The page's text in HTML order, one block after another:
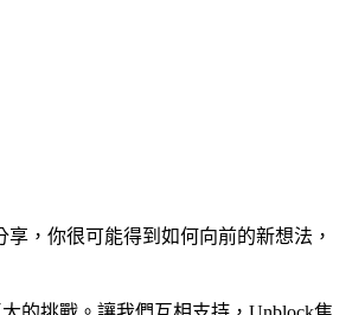
，你很可能得到如何向前的新想法，